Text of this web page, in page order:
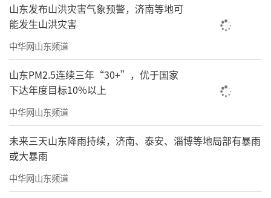
山东发布山洪灾害气象预警，济南等地可
能发生山洪灾害
中华网山东频道
山东PM2.5连续三年“30+”，优于国家
下达年度目标10%以上
中华网山东频道
未来三天山东降雨持续，济南、泰安、淄博等地局部有暴雨
或大暴雨
中华网山东频道